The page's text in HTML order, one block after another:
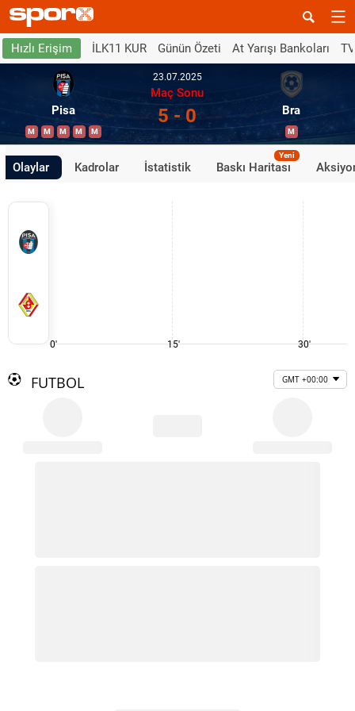
Hızlı Erişim İLK11 KUR Günün Özeti At Yarışı Bankoları
Pisa
M M M M M
23.07.2025
Maç Sonu
5 - 0 Bra
M
Olaylar Kadrolar İstatistik Baskı Haritası
Yeni
0' 15' 30'
FUTBOL GMT +00:00